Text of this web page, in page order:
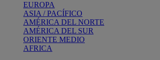
EUROPA
ASIA / PACÍFICO
AMÉRICA DEL NORTE
AMÉRICA DEL SUR
ORIENTE MEDIO
AFRICA